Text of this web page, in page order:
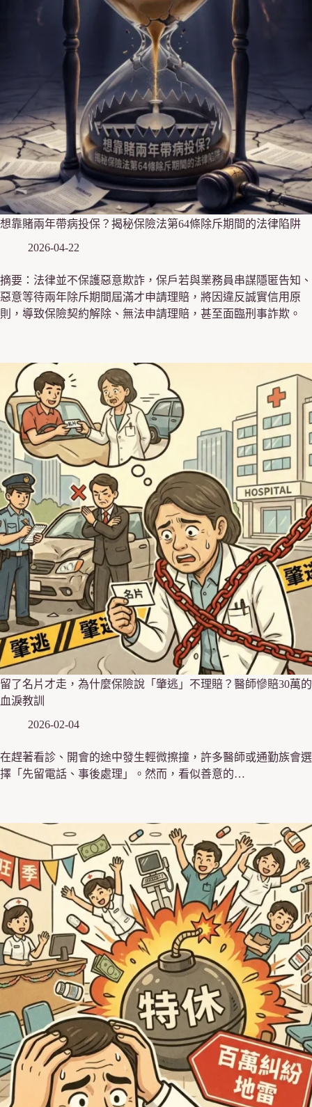
想靠賭兩年帶病投保？揭秘保險法第64條除斥期間的法律陷阱
2026-04-22
摘要：法律並不保護惡意欺詐，保戶若與業務員串謀隱匿告知、
惡意等待兩年除斥期間屆滿才申請理賠，將因違反誠實信用原
則，導致保險契約解除、無法申請理賠，甚至面臨刑事詐欺。
留了名片才走，為什麼保險說「肇逃」不理賠？醫師慘賠30萬的
血淚教訓
2026-02-04
在趕著看診、開會的途中發生輕微擦撞，許多醫師或通勤族會選
擇「先留電話、事後處理」。然而，看似善意的…